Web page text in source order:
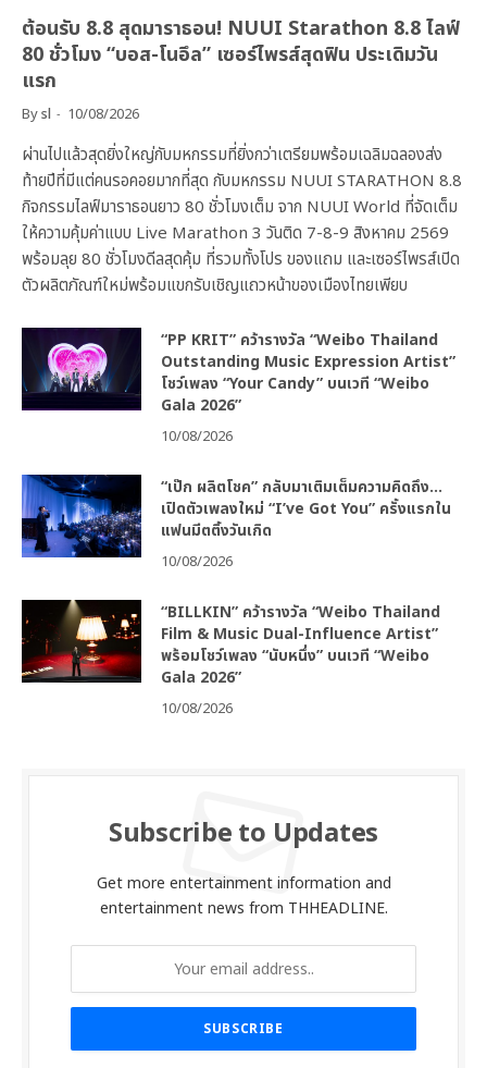
ต้อนรับ 8.8 สุดมาราธอน! NUUI Starathon 8.8 ไลฟ์
80 ชั่วโมง “บอส-โนอึล” เซอร์ไพรส์สุดฟิน ประเดิมวัน
แรก
Bysl 10/08/2026
ผ่านไปแล้วสุดยิ่งใหญ่กับมหกรรมที่ยิ่งกว่าเตรียมพร้อมเฉลิมฉลองส่ง
ท้ายปีที่มีแต่คนรอคอยมากที่สุด กับมหกรรม NUUI STARATHON 8.8
กิจกรรมไลฟ์มาราธอนยาว 80 ชั่วโมงเต็ม จาก NUUI World ที่จัดเต็ม
ให้ความคุ้มค่าแบบ Live Marathon 3 วันติด 7-8-9 สิงหาคม 2569
พร้อมลุย 80 ชั่วโมงดีลสุดคุ้ม ที่รวมทั้งโปร ของแถม และเซอร์ไพรส์เปิด
ตัวผลิตภัณฑ์ใหม่พร้อมแขกรับเชิญแถวหน้าของเมืองไทยเพียบ
“PP KRIT” คว้ารางวัล “Weibo Thailand
Outstanding Music Expression Artist”
โชว์เพลง “Your Candy” บนเวที “Weibo
Gala 2026”
10/08/2026
“เป๊ก ผลิตโชค” กลับมาเติมเต็มความคิดถึง…
เปิดตัวเพลงใหม่ “I’ve Got You” ครั้งแรกใน
แฟนมีตติ้งวันเกิด
10/08/2026
“BILLKIN” คว้ารางวัล “Weibo Thailand
Film & Music Dual-Influence Artist”
พร้อมโชว์เพลง “นับหนึ่ง” บนเวที “Weibo
Gala 2026”
10/08/2026
Subscribe to Updates
Get more entertainment information and
entertainment news from THHEADLINE.